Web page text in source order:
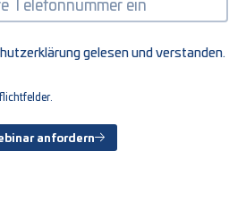
gelesen und verstanden.
anfordern